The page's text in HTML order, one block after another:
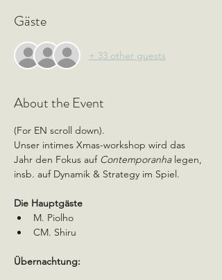
Gäste
+ 33 other guests
About the Event
(For EN scroll down).
Unser intimes Xmas-workshop wird das
Jahr den Fokus auf Contemporanha legen,
insb. auf Dynamik & Strategy im Spiel.
Die Hauptgäste
M. Piolho
CM. Shiru
Übernachtung: